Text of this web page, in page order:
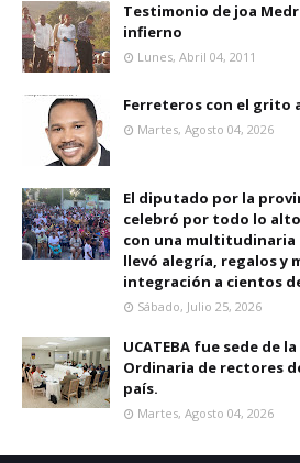
Testimonio de joa
infierno
Lunes, Abril 04, 2011
Ferreteros con el grito
Martes, Agosto 04, 2026
El diputado por la
celebró por todo lo alto
con una multitudinaria
llevó alegría, regalos y
integración a cientos
Sábado, Julio 25, 2026
UCATEBA fue sede de
Ordinaria de rectores
país.
Martes, Agosto 04, 2026